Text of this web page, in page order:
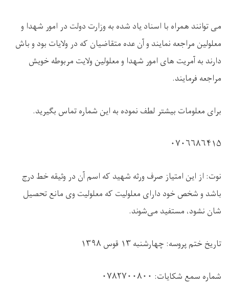
می توانند همراه با اسناد یاد شده به وزارت دولت در امور شهدا و
معلولین مراجعه نمایند و آن عده متقاضیان که در ولایات بود و باش
دارند به آمریت های امور شهدا و معلولین ولایت مربوطه خویش
مراجعه فرمایند.
برای معلومات بیشتر لطف نموده به این شماره تماس بگیرید.
۰۷۰۶۶۸۶۴۱۵
نوت: از این امتیاز صرف ورثه شهید که اسم آن در وثیقه خط درج
باشد و شخص خود دارای معلولیت که معلولیت وی مانع تحصیل
شان نشود، مستفید می‌شوند.
تاریخ ختم پروسه: چهارشنبه۱۳ قوس ۱۳۹۸
شماره سمع شکایات: ۰۷۸۲۷۰۰۸۰۰